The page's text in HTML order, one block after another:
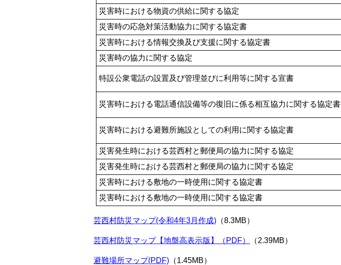
災害時における物資の供給に関する協定
災害時の応急対策活動協力に関する協定書
災害時における情報交換及び支援に関する協定書
災害時の協力に関する協定
特設公衆電話の設置及び管理並びに利用等に関する宣書
災害時における電話通信設備等の復旧に係る相互協力に関する協定書
災害時における避難所施設としての利用に関する協定書
災害発生時における芸西村と郵便局の協力に関する協定
災害発生時における芸西村と郵便局の協力に関する協定
災害時における敷地の一時使用に関する協定書
災害時における敷地の一時使用に関する協定書
芸西村防災マップ(令和4年3月作成) （8.3MB）
芸西村防災マップ【地盤高表示版】（PDF） （2.39MB）
避難場所マップ(PDF) （1.45MB）